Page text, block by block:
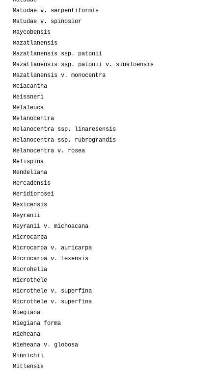
Matudae v. serpentiformis
Matudae v. spinosior
Maycobensis
Mazatlanensis
Mazatlanensis ssp. patonii
Mazatlanensis ssp. patonii v. sinaloensis
Mazatlanensis v. monocentra
Meiacantha
Meissneri
Melaleuca
Melanocentra
Melanocentra ssp. linaresensis
Melanocentra ssp. rubrograndis
Melanocentra v. rosea
Melispina
Mendeliana
Mercadensis
Meridiorosei
Mexicensis
Meyranii
Meyranii v. michoacana
Microcarpa
Microcarpa v. auricarpa
Microcarpa v. texensis
Microhelia
Microthele
Microthele v. superfina
Microthele v. superfina
Miegiana
Miegiana forma
Mieheana
Mieheana v. globosa
Minnichii
Mitlensis